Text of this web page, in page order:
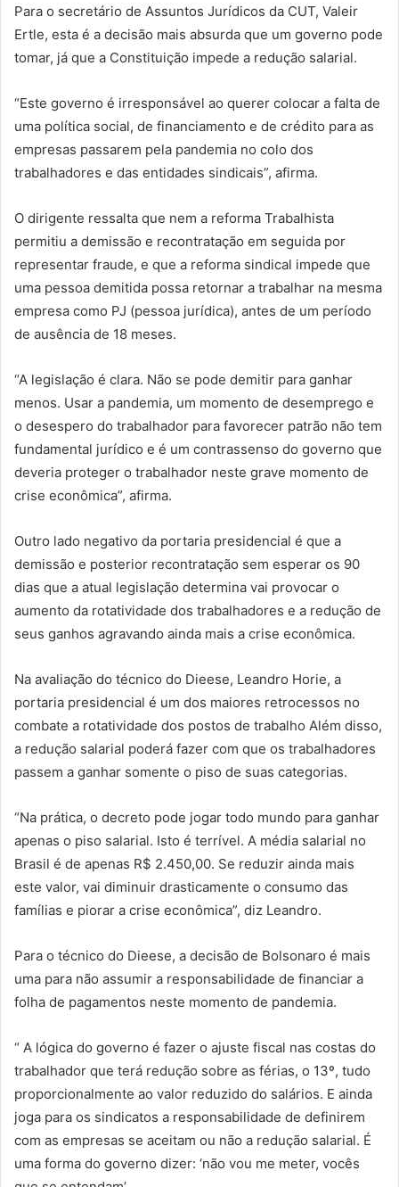
Para o secretário de Assuntos Jurídicos da CUT, Valeir
Ertle, esta é a decisão mais absurda que um governo pode
tomar, já que a Constituição impede a redução salarial.
“Este governo é irresponsável ao querer colocar a falta de
uma política social, de financiamento e de crédito para as
empresas passarem pela pandemia no colo dos
trabalhadores e das entidades sindicais”, afirma.
O dirigente ressalta que nem a reforma Trabalhista
permitiu a demissão e recontratação em seguida por
representar fraude, e que a reforma sindical impede que
uma pessoa demitida possa retornar a trabalhar na mesma
empresa como PJ (pessoa jurídica), antes de um período
de ausência de 18 meses.
“A legislação é clara. Não se pode demitir para ganhar
menos. Usar a pandemia, um momento de desemprego e
o desespero do trabalhador para favorecer patrão não tem
fundamental jurídico e é um contrassenso do governo que
deveria proteger o trabalhador neste grave momento de
crise econômica”, afirma.
Outro lado negativo da portaria presidencial é que a
demissão e posterior recontratação sem esperar os 90
dias que a atual legislação determina vai provocar o
aumento da rotatividade dos trabalhadores e a redução de
seus ganhos agravando ainda mais a crise econômica.
Na avaliação do técnico do Dieese, Leandro Horie, a
portaria presidencial é um dos maiores retrocessos no
combate a rotatividade dos postos de trabalho Além disso,
a redução salarial poderá fazer com que os trabalhadores
passem a ganhar somente o piso de suas categorias.
“Na prática, o decreto pode jogar todo mundo para ganhar
apenas o piso salarial. Isto é terrível. A média salarial no
Brasil é de apenas R$ 2.450,00. Se reduzir ainda mais
este valor, vai diminuir drasticamente o consumo das
famílias e piorar a crise econômica”, diz Leandro.
Para o técnico do Dieese, a decisão de Bolsonaro é mais
uma para não assumir a responsabilidade de financiar a
folha de pagamentos neste momento de pandemia.
“ A lógica do governo é fazer o ajuste fiscal nas costas do
trabalhador que terá redução sobre as férias, o 13º, tudo
proporcionalmente ao valor reduzido do salários. E ainda
joga para os sindicatos a responsabilidade de definirem
com as empresas se aceitam ou não a redução salarial. É
uma forma do governo dizer: ‘não vou me meter, vocês